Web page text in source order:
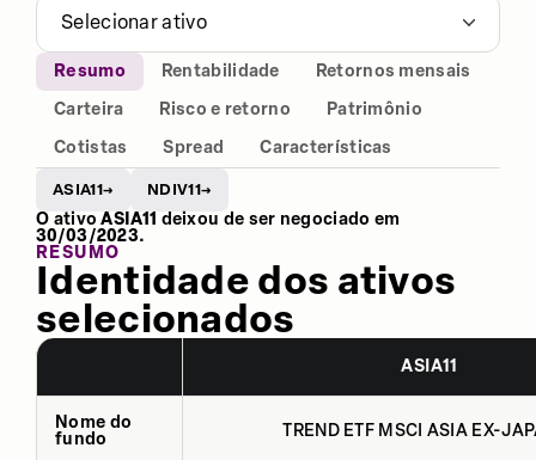
Selecionar ativo
Resumo Rentabilidade
Retornos mensais
Carteira
Risco e retorno
Patrimônio
Cotistas
Spread Características
ASIA11→ NDIV11→
O ativoASIA11 deixou de ser negociado em
30/03/2023.
RESUMO
Identidade dos ativos
selecionados
ASIA11
Nome do
fundo
TREND ETF MSCI ASIA EX-